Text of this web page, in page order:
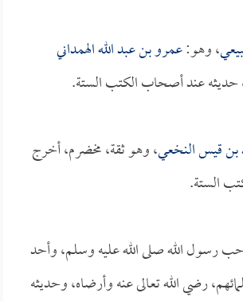
، وهو:عمرو بن عبد الله الهمداني
حديثه عند أصحاب الكتب الستة.
بن قيس النخعي، وهو ثقة، مخضرم، أخرج
الستة.
رسول الله صلى الله عليه وسلم، وأحد
رضي الله تعالى عنه وأرضاه، وحديثه